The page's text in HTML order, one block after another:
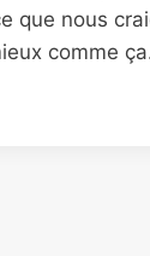
que nous
comme